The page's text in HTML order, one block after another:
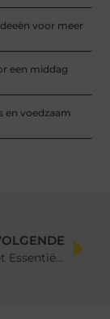
voor meer
een middag
en voedzaam
Bartafels: Het Essentiële Meubelstuk voor een Gezellige en Stijlvolle Ruimte